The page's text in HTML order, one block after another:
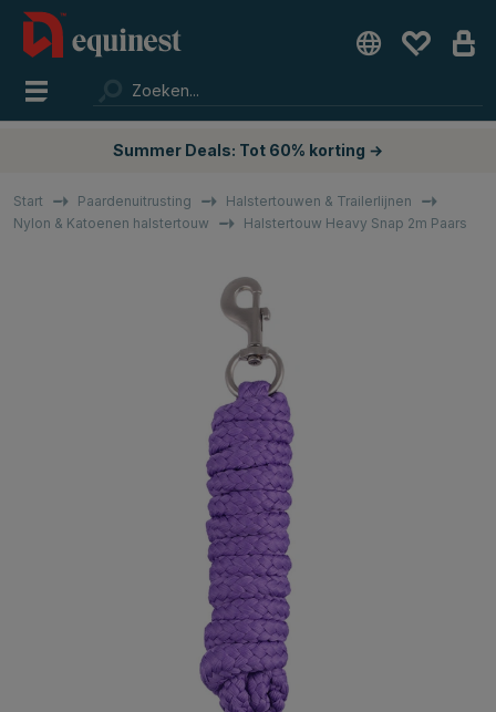
Summer Deals: Tot 60% korting →
Start Paardenuitrusting
Halstertouwen & Trailerlijnen
Nylon & Katoenen halstertouw
Halstertouw Heavy Snap 2m Paars